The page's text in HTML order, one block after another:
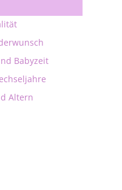
Babyzeit
Altern